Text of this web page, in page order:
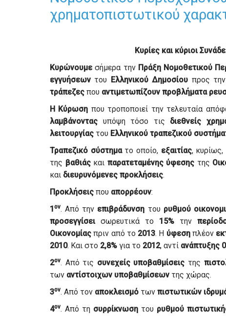
χρηματοπιστωτικού
Κυρίες και κύριοι
Κυρώνουμε σήμερα την Πράξη Νομοθετικού
εγγυήσεων του Ελληνικού Δημοσίου προς την
τράπεζες που αντιμετωπίζουν προβλήματα
Η Κύρωση που τροποποιεί την τελευταία
λαμβάνοντας υπόψη τόσο τις διεθνείς
λειτουργίας του Ελληνικού τραπεζικού
Τραπεζικό σύστηματο οποίο, εξαιτίας, κυρίως,
της βαθιάςκαι παρατεταμένης ύφεσης της
και διευρυνόμενες προκλήσεις.
Προκλήσεις που απορρέουν:
1ον. Από την επιβράδυνση του ρυθμού
προσεγγίσεισωρευτικά το 15% την
Οικονομίας πριν από το 2013. Η ύφεσηπλέον
2010. Και στο 2,8% για το 2012, αντί ανάπτυξης
2ον. Από τις συνεχείς υποβαθμίσεις της
των αντίστοιχων υποβαθμίσεων της χώρας.
3ον. Από τον αποκλεισμό των πιστωτικών
4ον. Από τη συρρίκνωση του ρυθμού